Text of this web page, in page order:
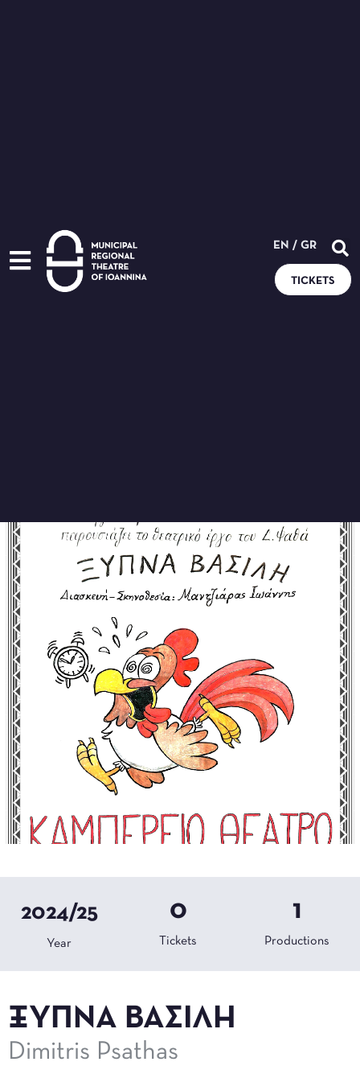
EN / GR
TICKETS
2024/25
Year Tickets
0
Productions
1
ΞΥΠΝΑ ΒΑΣΙΛΗ
Dimitris Psathas